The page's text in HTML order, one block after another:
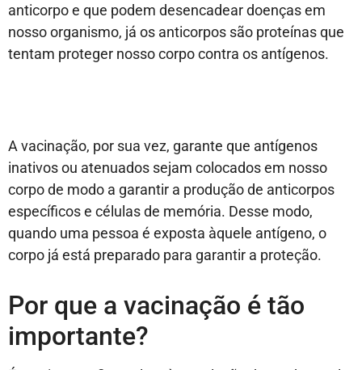
anticorpo e que podem desencadear doenças em
nosso organismo, já os anticorpos são proteínas que
tentam proteger nosso corpo contra os antígenos.
A vacinação, por sua vez, garante que antígenos
inativos ou atenuados sejam colocados em nosso
corpo de modo a garantir a produção de anticorpos
específicos e células de memória. Desse modo,
quando uma pessoa é exposta àquele antígeno, o
corpo já está preparado para garantir a proteção.
Por que a vacinação é tão
importante?